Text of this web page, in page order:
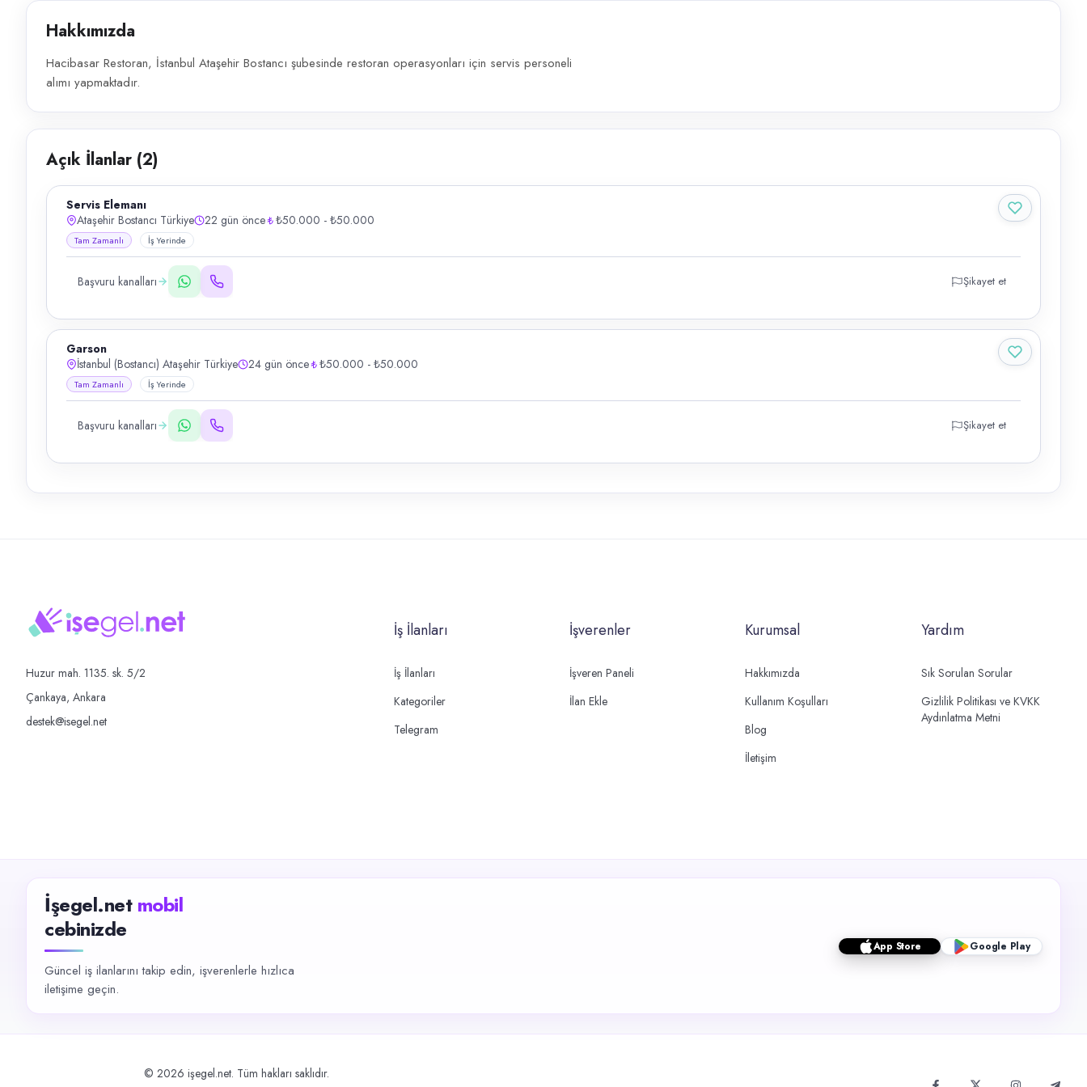
Hakkımızda
Hacibasar Restoran, İstanbul Ataşehir Bostancı şubesinde restoran operasyonları için servis personeli
alımı yapmaktadır.
Açık İlanlar (2)
Servis Elemanı
Ataşehir Bostancı Türkiye
22 gün önce ₺50.000 - ₺50.000
Tam Zamanlı İş Yerinde
Başvuru kanalları Şikayet et
Garson
İstanbul (Bostancı) Ataşehir Türkiye
24 gün önce ₺50.000 - ₺50.000
Tam Zamanlı İş Yerinde
Başvuru kanalları Şikayet et
Huzur mah. 1135. sk. 5/2
Çankaya, Ankara
destek@isegel.net
İş İlanları
İş İlanları
Kategoriler
Telegram
İşverenler
İşveren Paneli
İlan Ekle
Kurumsal
Hakkımızda
Kullanım Koşulları
Blog
İletişim
Yardım
Sık Sorulan Sorular
Gizlilik Politikası ve KVKK
Aydınlatma Metni
İşegel.net mobil
cebinizde
Güncel iş ilanlarını takip edin, işverenlerle hızlıca
iletişime geçin.
App Store Google Play
© 2026 işegel.net. Tüm hakları saklıdır.